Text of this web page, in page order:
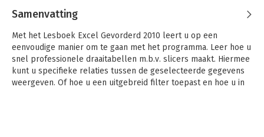
Samenvatting
Met het Lesboek Excel Gevorderd 2010 leert u op een
eenvoudige manier om te gaan met het programma. Leer hoe u
snel professionele draaitabellen m.b.v. slicers maakt. Hiermee
kunt u specifieke relaties tussen de geselecteerde gegevens
weergeven. Of hoe u een uitgebreid filter toepast en hoe u in